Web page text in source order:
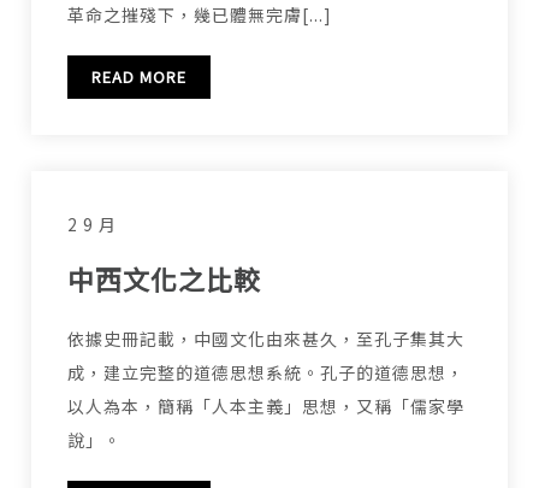
革命之摧殘下，幾已體無完膚[...]
READ MORE
2 9 月
中西文化之比較
依據史冊記載，中國文化由來甚久，至孔子集其大
成，建立完整的道德思想系統。孔子的道德思想，
以人為本，簡稱「人本主義」思想，又稱「儒家學
說」。